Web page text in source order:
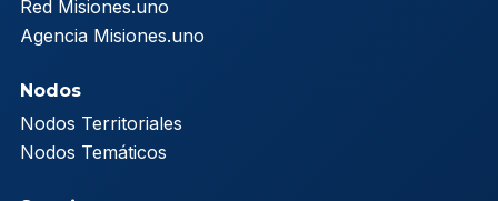
Red Misiones.uno
Agencia Misiones.uno
Nodos
Nodos Territoriales
Nodos Temáticos